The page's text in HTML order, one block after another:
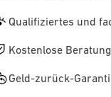
Qualifiziertes und
Kostenlose
Geld-zurück-